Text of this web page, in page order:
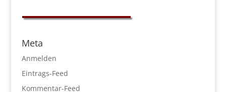
Meta
Anmelden
Eintrags-Feed
Kommentar-Feed